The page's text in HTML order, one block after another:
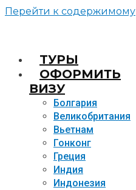
Перейти к содержимому
TУРЫ
ОФОРМИТЬ
ВИЗУ
Болгария
Великобритания
Вьетнам
Гонконг
Греция
Индия
Индонезия